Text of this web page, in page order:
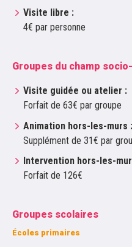
Visite libre :
4€ par personne
Groupes du champ
Visite guidée ou atelier :
Forfait de 63€ par groupe
Animation hors-les-murs :
Supplément de 31€ par
Intervention hors-les-
Forfait de 126€
Groupes scolaires
Écoles primaires